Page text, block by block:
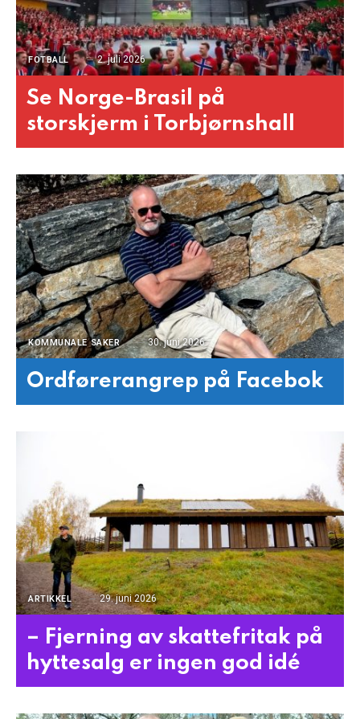
FOTBALL 2. juli 2026
Se Norge-Brasil på
storskjerm i Torbjørnshall
KOMMUNALE SAKER 30. juni 2026
Ordførerangrep på Facebok
ARTIKKEL 29. juni 2026
– Fjerning av skattefritak på
hyttesalg er ingen god idé